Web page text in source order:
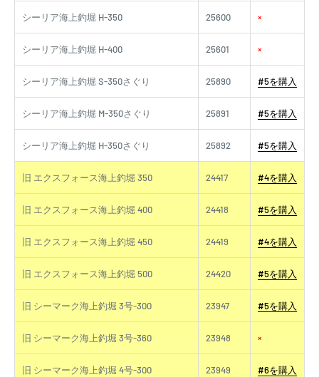
シーリア海上釣堀 H-350 25600 ×
シーリア海上釣堀 H-400 25601 ×
シーリア海上釣堀 S-350さぐり 25890 #5を購入
シーリア海上釣堀 M-350さぐり 25891 #5を購入
シーリア海上釣堀 H-350さぐり 25892 #5を購入
旧 エクスフォース海上釣堀 350 24417 #4を購入
旧 エクスフォース海上釣堀 400 24418 #5を購入
旧 エクスフォース海上釣堀 450 24419 #4を購入
旧 エクスフォース海上釣堀 500 24420 #5を購入
旧 シーマーク海上釣堀 3号-300 23947 #5を購入
旧 シーマーク海上釣堀 3号-360 23948 ×
旧 シーマーク海上釣堀 4号-300 23949 #6を購入